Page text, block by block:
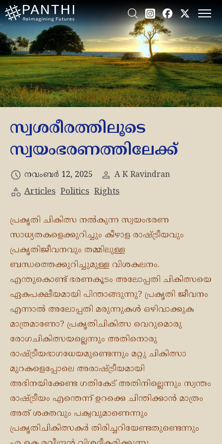
സ്വശരീരത്തിലൂടെ
സ്വയംഭരണത്തിലേക്ക്
നവംബർ 12, 2025 A K Ravindran
Articles Politics Rights
പ്രകൃതി ചികിത്സ നൽകുന്ന സ്വയംഭരണ
സാധ്യതകളെക്കുറിച്ചും കീഴാള രാഷ്ട്രീയവും
പ്രകൃതിജീവനവും തമ്മിലുള്ള
ബന്ധത്തെക്കുറിച്ചുമുള്ള വിശകലനം.
എന്തുകൊണ്ട് ഭരണകൂടം അലോപ്പതി ചികിത്സയെ
ഏകപക്ഷീയമായി പിന്താങ്ങുന്നു? പ്രകൃതി ജീവനം
എന്നാൽ അലോപ്പതി മരുന്നുകൾ ഒഴിവാക്കുക
മാത്രമാണോ? പ്രകൃതിചികിത്സ വെറുമൊരു
രോഗചികിത്സയല്ലെന്നും അതിനൊരു
രാഷ്ട്രീയഭാഗധേയമുണ്ടെന്നും മറ്റു ചികിത്സാ
മുറകളെപ്പോലെ അരാഷ്ട്രീയമായി
അഭിനയിക്കേണ്ട ഗതികേട് അതിനില്ലെന്നും സ്വന്തം
രാഷ്ട്രീയം എന്തെന്ന് ഉറക്കെ ചിന്തിക്കാൻ മാത്രം
അത് ശക്തവും പക്വവുമാണെന്നും
പ്രകൃതിചികിത്സകർ തിരിച്ചറിയേണ്ടതുണ്ടെന്നും